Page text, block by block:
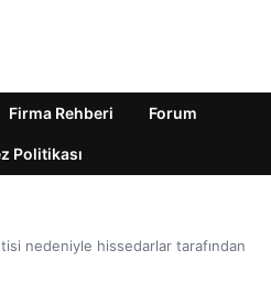
Firma Rehberi Forum
Politikası
nedeniyle hissedarlar tarafından